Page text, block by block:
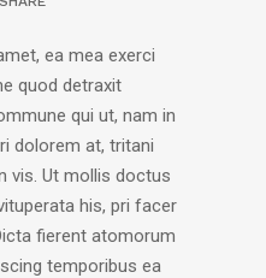
ea mea exerci
quod detraxit
qui ut, nam in
dolorem at, tritani
vis. Ut mollis doctus
his, pri facer
fierent atomorum
temporibus ea